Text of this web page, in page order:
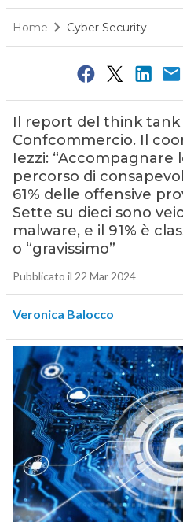
Home Cyber Security
Il report del think tank
Confcommercio. Il
Iezzi: “Accompagnare
percorso di
61% delle offensive
Sette su dieci sono
malware, e il 91% è
o “gravissimo”
Pubblicato il 22 Mar 2024
Veronica Balocco